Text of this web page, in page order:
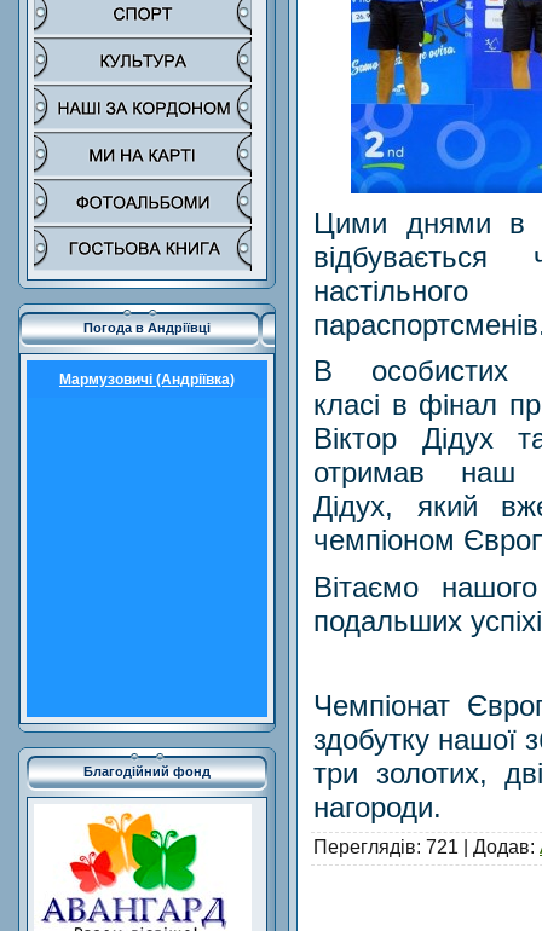
Погода в Андріївці
Мармузовичі (Андріївка)
Благодійний фонд
Цими днями в
В особистих
класі в фінал
Віктор Дідух
отримав наш
Дідух, який
чемпіоном
Вітаємо
подальших
Чемпіонат
здобутку нашої
три золотих,
нагороди.
Переглядів: 721 | Додав: